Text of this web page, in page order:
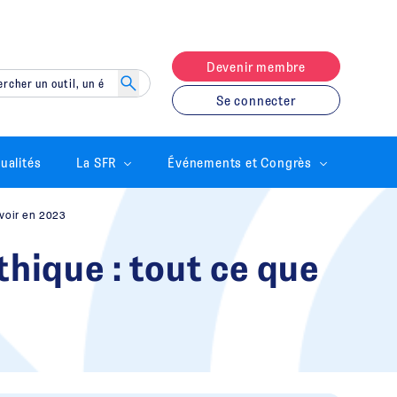
Devenir membre
Se connecter
La SFR Événements et Congrès
en 2023
: tout ce que